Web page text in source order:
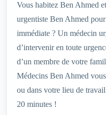
Vous habitez Ben Ahmed
urgentiste Ben Ahmed
immédiate ? Un médecin
d’intervenir en toute
d’un membre de votre
Médecins Ben Ahmed
ou dans votre lieu de
20 minutes !